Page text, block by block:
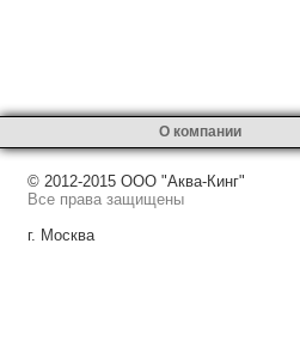
О компании
© 2012-2015 ООО "Аква-Кинг"
Все права защищены
г. Москва